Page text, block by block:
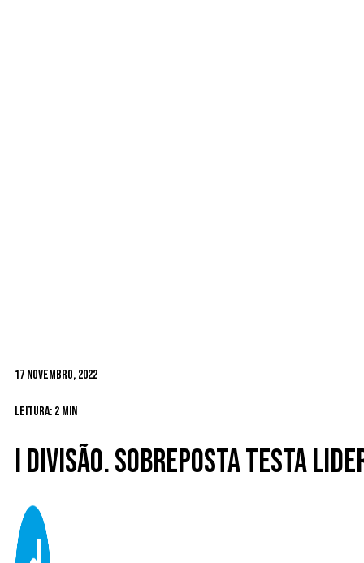
17 Novembro, 2022
Leitura: 2 min
I Divisão. Sobreposta testa